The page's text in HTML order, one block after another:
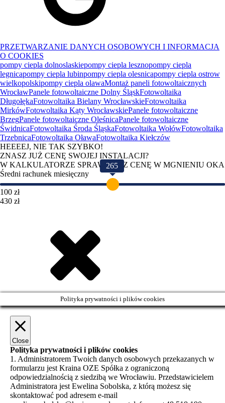
PRZETWARZANIE DANYCH OSOBOWYCH I INFORMACJA
O COOKIES
pompy ciepla dolnoslaskiepompy ciepla lesznopompy ciepla
legnicapompy ciepla lubinpompy ciepla olesnicapompy ciepla ostrow
wielkopolskipompy ciepla olawaMontaż paneli fotowoltaicznych
WrocławPanele fotowoltaiczne Dolny ŚląskFotowoltaika
DługołękaFotowoltaika Bielany WrocławskieFotowoltaika
MirkówFotowoltaika Kąty WrocławskiePanele fotowoltaiczne
BrzegPanele fotowoltaiczne OleśnicaPanele fotowoltaiczne
ŚwidnicaFotowoltaika Środa ŚląskaFotowoltaika WołówFotowoltaika
TrzebnicaFotowoltaika OławaFotowoltaika Kiełczów
HEEEEJ, NIE TAK SZYBKO!
ZNASZ JUŻ CENĘ SWOJEJ INSTALACJI?
W KALKULATORZE SPRAWDZISZ CENĘ W MGNIENIU OKA
Średni rachunek miesięczny
265
100 zł
430 zł
Polityka prywatności i plików cookies
Close
Polityka prywatności i plików cookies
1. Administratorem Twoich danych osobowych przekazanych w
formularzu jest Kraina OZE Spółka z ograniczoną
odpowiedzialnością z siedzibą we Wrocławiu. Przedstawicielem
Administratora jest Ewelina Sobolska, z którą możesz się
skontaktować pod adresem e-mail